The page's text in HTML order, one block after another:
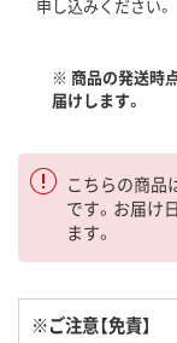
申し込みください。
※ 商品の発送時
届けします。
こちらの商品
です。お届け
ます。
※ご注意【免責】